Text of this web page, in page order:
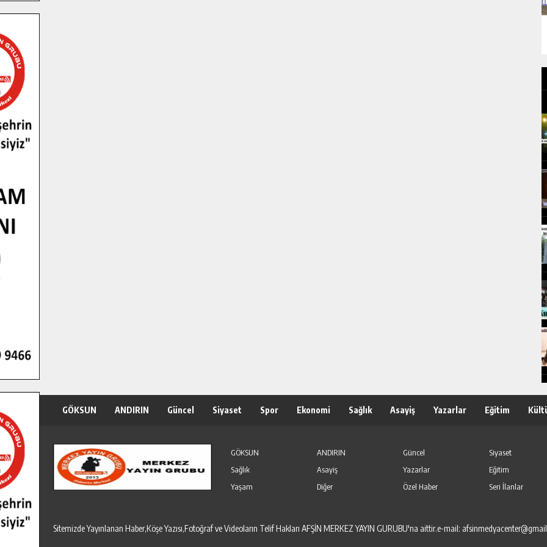
GÖKSUN ANDIRIN Güncel Siyaset Spor Ekonomi Sağlık Asayiş Yazarlar Eğitim
GÖKSUN ANDIRIN Güncel Siyaset
Sağlık
Asayiş Yazarlar Eğitim
Yaşam
Diğer Özel Haber Seri İlanlar
Sitemizde Yayınlanan Haber,Köşe Yazısı,Fotoğraf ve Videoların Telif Hakları AFŞİN MERKEZ YAYIN GURUBU'na aittir.e-mail: